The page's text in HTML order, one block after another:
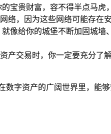
宝贵财富，容不得半点马
，因为这些网络可能存在
像给你的城堡不断加固城墙
产交易时，你一定要充分了
字资产的广阔世界里，能